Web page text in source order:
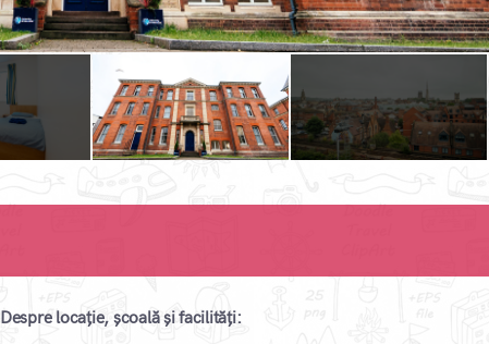
Despre locație, școală și facilități: